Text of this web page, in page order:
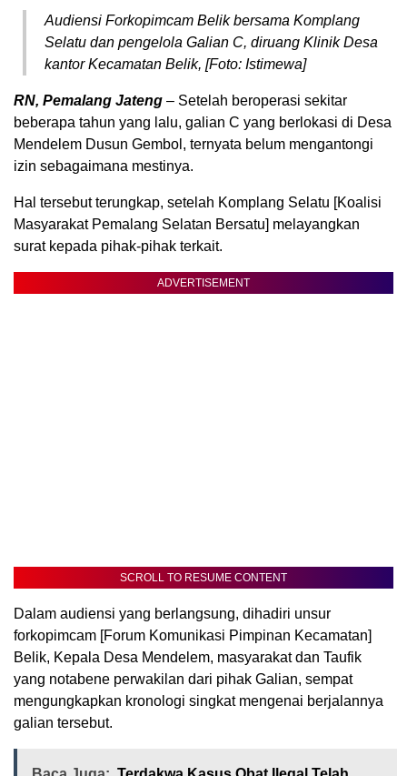
Audiensi Forkopimcam Belik bersama Komplang
Selatu dan pengelola Galian C, diruang Klinik Desa
kantor Kecamatan Belik, [Foto: Istimewa]
RN, Pemalang Jateng – Setelah beroperasi sekitar
beberapa tahun yang lalu, galian C yang berlokasi di Desa
Mendelem Dusun Gembol, ternyata belum mengantongi
izin sebagaimana mestinya.
Hal tersebut terungkap, setelah Komplang Selatu [Koalisi
Masyarakat Pemalang Selatan Bersatu] melayangkan
surat kepada pihak-pihak terkait.
ADVERTISEMENT
SCROLL TO RESUME CONTENT
Dalam audiensi yang berlangsung, dihadiri unsur
forkopimcam [Forum Komunikasi Pimpinan Kecamatan]
Belik, Kepala Desa Mendelem, masyarakat dan Taufik
yang notabene perwakilan dari pihak Galian, sempat
mengungkapkan kronologi singkat mengenai berjalannya
galian tersebut.